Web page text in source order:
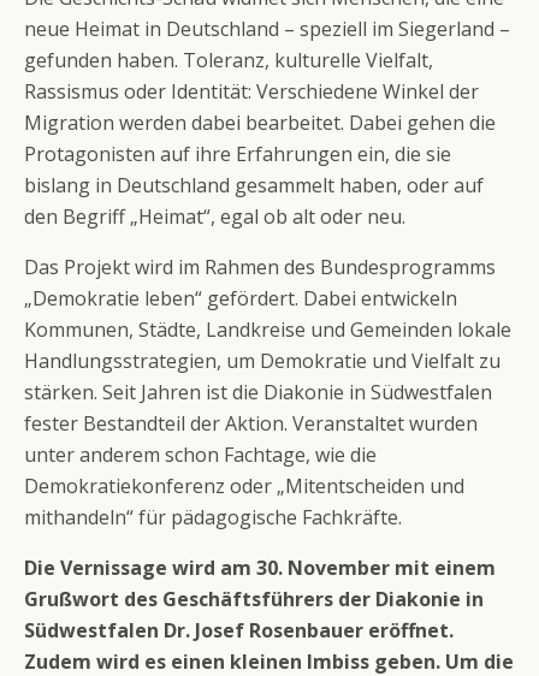
neue Heimat in Deutschland – speziell im Siegerland –
gefunden haben. Toleranz, kulturelle Vielfalt,
Rassismus oder Identität: Verschiedene Winkel der
Migration werden dabei bearbeitet. Dabei gehen die
Protagonisten auf ihre Erfahrungen ein, die sie
bislang in Deutschland gesammelt haben, oder auf
den Begriff „Heimat“, egal ob alt oder neu.
Das Projekt wird im Rahmen des Bundesprogramms
„Demokratie leben“ gefördert. Dabei entwickeln
Kommunen, Städte, Landkreise und Gemeinden lokale
Handlungsstrategien, um Demokratie und Vielfalt zu
stärken. Seit Jahren ist die Diakonie in Südwestfalen
fester Bestandteil der Aktion. Veranstaltet wurden
unter anderem schon Fachtage, wie die
Demokratiekonferenz oder „Mitentscheiden und
mithandeln“ für pädagogische Fachkräfte.
Die Vernissage wird am 30. November mit einem
Grußwort des Geschäftsführers der Diakonie in
Südwestfalen Dr. Josef Rosenbauer eröffnet.
Zudem wird es einen kleinen Imbiss geben. Um die